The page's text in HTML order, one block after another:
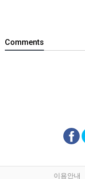
Comments
이용안내